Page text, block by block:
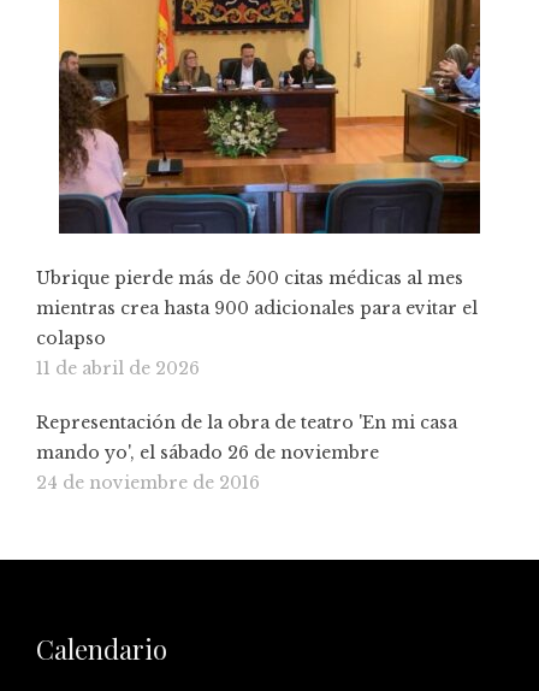
Ubrique pierde más de 500 citas médicas al mes
mientras crea hasta 900 adicionales para evitar el
colapso
11 de abril de 2026
Representación de la obra de teatro 'En mi casa
mando yo', el sábado 26 de noviembre
24 de noviembre de 2016
Calendario